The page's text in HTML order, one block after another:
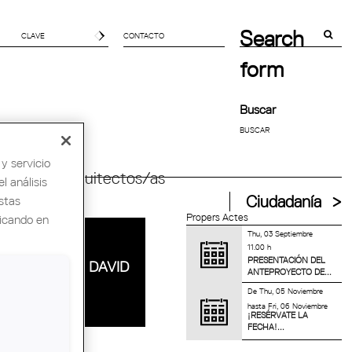
CONTACTO
Search
form
Buscar
de Arquitectos/as
Ciudadanía
Propers Actes
Thu, 03 Septiembre
11.00 h
PRESENTACIÓN DEL
ANTEPROYECTO DE...
DeThu, 05 Noviembre
hastaFri, 06 Noviembre
¡RESÉRVATE LA
FECHA!...
ARQUITECTO DAVID
servicio
análisis
en